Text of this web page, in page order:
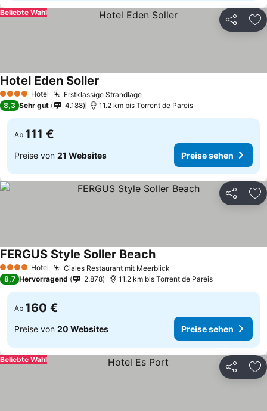
Teilen
Beliebte Wahl
4 Sterne Hotel Erstklassige Strandlage
Hotel Eden Soller
8,3 Sehr gut 4.188 11.2 km bis Torrent de Pareis
Ab 111 €
Preise von 21 Websites Preise sehen
Teilen
4 Sterne Hotel Ciales Restaurant mit Meerblick
FERGUS Style Soller Beach
8,7 Hervorragend 2.878 11.2 km bis Torrent de Pareis
Ab 160 €
Preise von 20 Websites Preise sehen
Teilen
Beliebte Wahl